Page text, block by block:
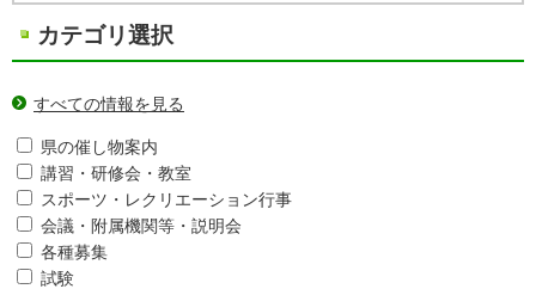
カテゴリ選択
すべての情報を見る
県の催し物案内
講習・研修会・教室
スポーツ・レクリエーション行事
会議・附属機関等・説明会
各種募集
試験